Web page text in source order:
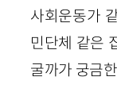
사회운동가
민단체 같은
굴까가 궁금